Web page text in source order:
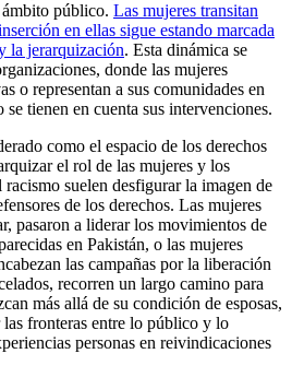
público. Las mujeres transitan
en ellas sigue estando marcada
la jerarquización. Esta dinámica se
donde las mujeres
o representan a sus comunidades en
tienen en cuenta sus intervenciones.
como el espacio de los derechos
el rol de las mujeres y los
suelen desfigurar la imagen de
de los derechos. Las mujeres
pasaron a liderar los movimientos de
en Pakistán, o las mujeres
las campañas por la liberación
recorren un largo camino para
más allá de su condición de esposas,
fronteras entre lo público y lo
personas en reivindicaciones